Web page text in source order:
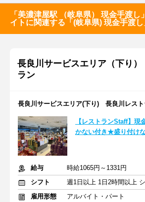
「美濃津屋駅 （岐阜県） 現金手渡
イトに関連する「(岐阜県) 現金手渡
長良川サービスエリア（下り
ラン
長良川サービスエリア(下り) 長良川レスト
【レストランStaff】
かない付き★盛り付け
給与
時給1065円～1331円
シフト
雇用形態
アルバイト・パート